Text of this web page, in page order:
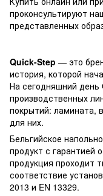
проконсультируют
представленных
Quick-Step — это
история, которой
На сегодняшний день
производственных
покрытий: ламината,
для них.
Бельгийское
продукт с гарантией
продукция проходит
соответствие
2013 и EN 13329.